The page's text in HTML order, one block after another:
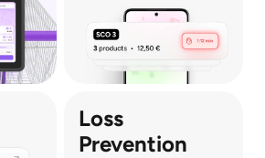
Loss
Prevention